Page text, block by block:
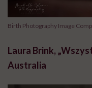
Birth Photography Image
Laura Brink,
Australia